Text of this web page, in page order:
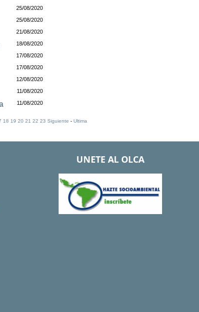
25/08/2020
25/08/2020
21/08/2020
18/08/2020
17/08/2020
17/08/2020
12/08/2020
11/08/2020
11/08/2020
18 19 20 21 22 23 Siguiente - Ultima
UNETE AL OLCA